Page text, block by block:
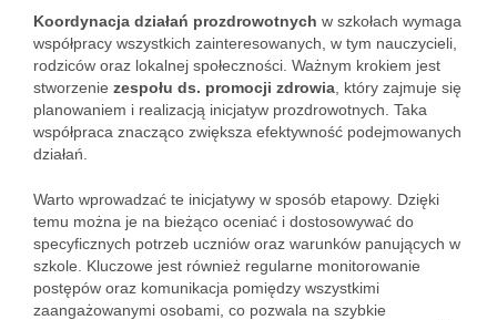
Koordynacja działań prozdrowotnych w szkołach wymaga
współpracy wszystkich zainteresowanych, w tym nauczycieli,
rodziców oraz lokalnej społeczności. Ważnym krokiem jest
stworzenie zespołu ds. promocji zdrowia , który zajmuje się
planowaniem i realizacją inicjatyw prozdrowotnych. Taka
współpraca znacząco zwiększa efektywność podejmowanych
działań.
Warto wprowadzać te inicjatywy w sposób etapowy. Dzięki
temu można je na bieżąco oceniać i dostosowywać do
specyficznych potrzeb uczniów oraz warunków panujących w
szkole. Kluczowe jest również regularne monitorowanie
postępów oraz komunikacja pomiędzy wszystkimi
zaangażowanymi osobami, co pozwala na szybkie